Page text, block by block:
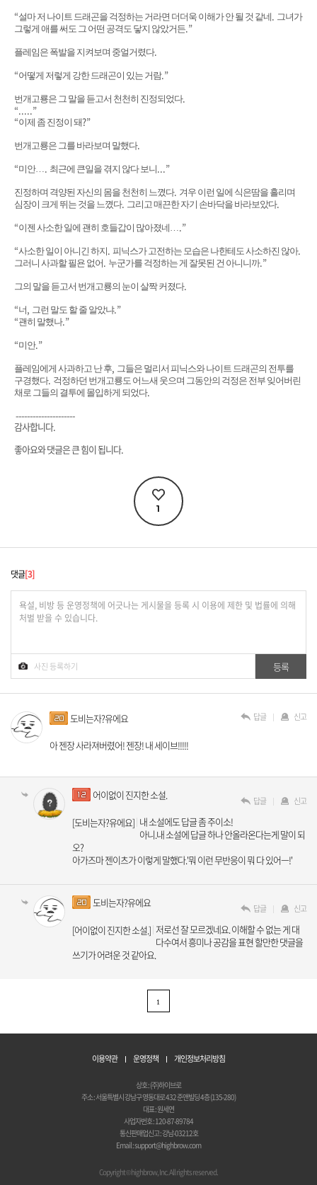
“설마 저 나이트 드래곤을 걱정하는 거라면 더더욱 이해가 안 될 것 같네. 그녀가
그렇게 애를 써도 그 어떤 공격도 닿지 않았거든.”
플레임은 폭발을 지켜보며 중얼거렸다.
“어떻게 저렇게 강한 드래곤이 있는 거람.”
번개고룡은 그 말을 듣고서 천천히 진정되었다.
“.....”
“이제 좀 진정이 돼?”
번개고룡은 그를 바라보며 말했다.
“미안…. 최근에 큰일을 겪지 않다 보니...”
진정하며 격양된 자신의 몸을 천천히 느꼈다. 겨우 이런 일에 식은땀을 흘리며
심장이 크게 뛰는 것을 느꼈다. 그리고 매끈한 자기 손바닥을 바라보았다.
“이젠 사소한 일에 괜히 호들갑이 많아졌네….”
“사소한 일이 아니긴 하지. 피닉스가 고전하는 모습은 나한테도 사소하진 않아.
그러니 사과할 필욘 없어. 누군가를 걱정하는 게 잘못된 건 아니니까.”
그의 말을 듣고서 번개고룡의 눈이 살짝 커졌다.
“너, 그런 말도 할 줄 알았냐.”
“괜히 말했나.”
“미안.”
플레임에게 사과하고 난 후, 그들은 멀리서 피닉스와 나이트 드래곤의 전투를
구경했다. 걱정하던 번개고룡도 어느새 웃으며 그동안의 걱정은 전부 잊어버린
채로 그들의 결투에 몰입하게 되었다.
---------------------
감사합니다.
좋아요와 댓글은 큰 힘이 됩니다.
1
댓글 3
도비는자?유에요
아 젠장 사라져버렸어! 젠장! 내 세이브!!!!!
답글 신고
어이없이 진지한 소설.
[도비는자?유에요] 내 소설에도 답글 좀 주이소!
아니.내 소설에 답글 하나 안올라온다는게 말이 되
오?
아가즈마 젠이츠가 이렇게 말했다.'뭐 이런 무반응이 뭐 다 있어ㅡ!'
답글 신고
도비는자?유에요
[어이없이 진지한 소설.] 저로선 잘 모르겠네요. 이해할 수 없는 게 대
다수여서 흥미나 공감을 표현 할만한 댓글을
쓰기가 어려운 것 같아요.
답글 신고
1
이용약관 운영정책 개인정보처리방침
상호 : (주)하이브로
주소 : 서울특별시 강남구 영동대로 432 준앤빌딩 4층 (135-280)
대표 : 원세연
사업자번호 : 120-87-89784
통신판매업신고 : 강남-03212호
Email : support@highbrow.com
Copyright © highbrow, Inc. All rights reserved.